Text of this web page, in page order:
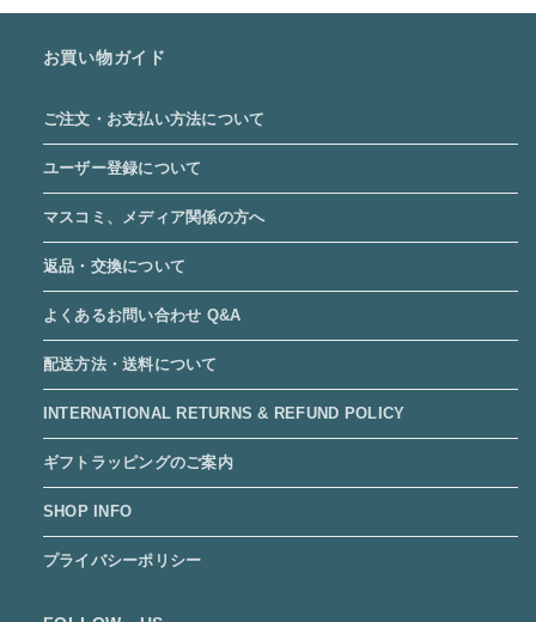
お買い物ガイド
ご注文・お支払い方法について
ユーザー登録について
マスコミ、メディア関係の方へ
返品・交換について
よくあるお問い合わせ Q&A
配送方法・送料について
INTERNATIONAL RETURNS & REFUND POLICY
ギフトラッピングのご案内
SHOP INFO
プライバシーポリシー